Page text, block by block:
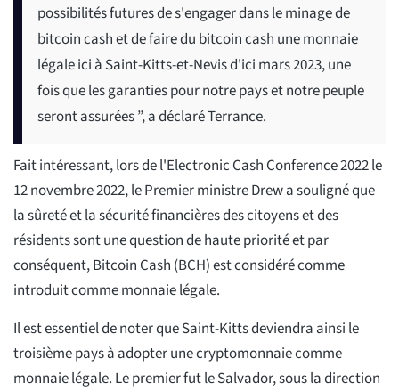
possibilités futures de s'engager dans le minage de
bitcoin cash et de faire du bitcoin cash une monnaie
légale ici à Saint-Kitts-et-Nevis d'ici mars 2023, une
fois que les garanties pour notre pays et notre peuple
seront assurées ”, a déclaré Terrance.
Fait intéressant, lors de l'Electronic Cash Conference 2022 le
12 novembre 2022, le Premier ministre Drew a souligné que
la sûreté et la sécurité financières des citoyens et des
résidents sont une question de haute priorité et par
conséquent, Bitcoin Cash (BCH) est considéré comme
introduit comme monnaie légale.
Il est essentiel de noter que Saint-Kitts deviendra ainsi le
troisième pays à adopter une cryptomonnaie comme
monnaie légale. Le premier fut le Salvador, sous la direction